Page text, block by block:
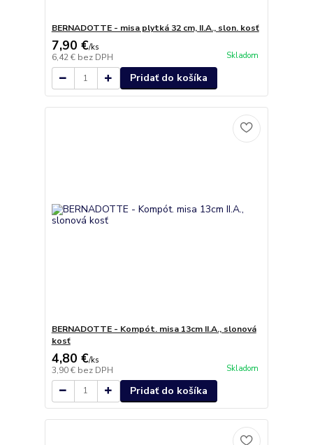
BERNADOTTE - misa plytká 32 cm, II.A., slon. kosť
7,90 €/ks
6,42 € bez DPH Skladom
Pridať do košíka
BERNADOTTE - Kompót. misa 13cm II.A., slonová
kosť
4,80 €/ks
3,90 € bez DPH Skladom
Pridať do košíka